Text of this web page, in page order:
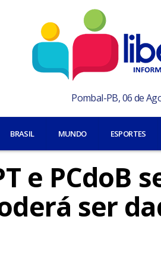
Pombal-PB, 06 de
BRASIL MUNDO ESPORTES
e PCdoB
ser